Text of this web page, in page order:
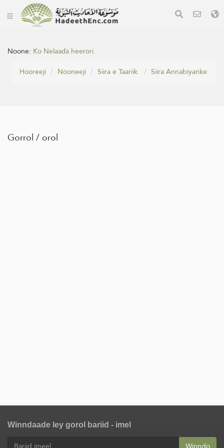
Noone: Ko Nelaaɗa heerori.
Hooreeji
Nooneeji Siira e Taariik. Siira Annabiyanke.
Gorrol / orol
Winndaade ley gorol bariid - imel